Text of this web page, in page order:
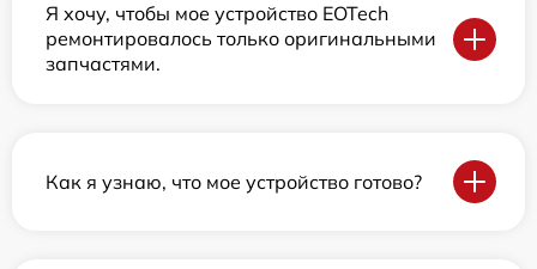
Я хочу, чтобы мое устройство EOTech
ремонтировалось только оригинальными
запчастями.
Как я узнаю, что мое устройство готово?